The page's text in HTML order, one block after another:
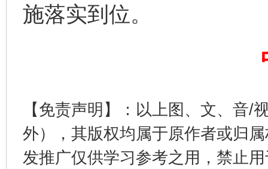
施落实到位。
【免责声明】：以上图、文、音/
外），其版权均属于原作者或归
发推广仅供学习参考之用，禁止